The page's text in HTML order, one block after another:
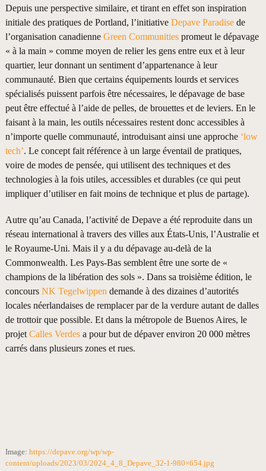
Depuis une perspective similaire, et tirant en effet son inspiration
initiale des pratiques de Portland, l’initiative Depave Paradise de
l’organisation canadienne Green Communities promeut le dépavage
« à la main » comme moyen de relier les gens entre eux et à leur
quartier, leur donnant un sentiment d’appartenance à leur
communauté. Bien que certains équipements lourds et services
spécialisés puissent parfois être nécessaires, le dépavage de base
peut être effectué à l’aide de pelles, de brouettes et de leviers. En le
faisant à la main, les outils nécessaires restent donc accessibles à
n’importe quelle communauté, introduisant ainsi une approche ‘low
tech’. Le concept fait référence à un large éventail de pratiques,
voire de modes de pensée, qui utilisent des techniques et des
technologies à la fois utiles, accessibles et durables (ce qui peut
impliquer d’utiliser en fait moins de technique et plus de partage).
Autre qu’au Canada, l’activité de Depave a été reproduite dans un
réseau international à travers des villes aux États-Unis, l’Australie et
le Royaume-Uni. Mais il y a du dépavage au-delà de la
Commonwealth. Les Pays-Bas semblent être une sorte de «
champions de la libération des sols ». Dans sa troisième édition, le
concours NK Tegelwippen demande à des dizaines d’autorités
locales néerlandaises de remplacer par de la verdure autant de dalles
de trottoir que possible. Et dans la métropole de Buenos Aires, le
projet Calles Verdesa pour but de dépaver environ 20 000 mètres
carrés dans plusieurs zones et rues.
Image: https://depave.org/wp/wp-
content/uploads/2023/03/2024_4_8_Depave_32-1-980×654.jpg